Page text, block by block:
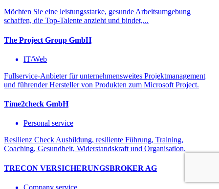
Möchten Sie eine leistungsstarke, gesunde Arbeitsumgebung
schaffen, die Top-Talente anzieht und bindet,...
The Project Group GmbH
IT/Web
Fullservice-Anbieter für unternehmensweites Projektmanagement
und führender Hersteller von Produkten zum Microsoft Project.
Time2check GmbH
Personal service
Resilienz Check Ausbildung, resiliente Führung, Training,
Coaching, Gesundheit, Widerstandskraft und Organisation.
TRECON VERSICHERUNGSBROKER AG
Company service